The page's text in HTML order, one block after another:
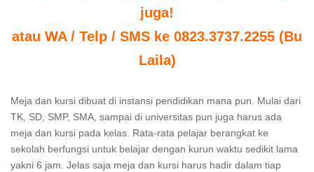
juga!
atau WA / Telp / SMS ke 0823.3737.2255 (Bu
Laila)
Meja dan kursi dibuat di instansi pendidikan mana pun. Mulai dari
TK, SD, SMP, SMA, sampai di universitas pun juga harus ada
meja dan kursi pada kelas. Rata-rata pelajar berangkat ke
sekolah berfungsi untuk belajar dengan kurun waktu sedikit lama
yakni 6 jam. Jelas saja meja dan kursi harus hadir dalam tiap